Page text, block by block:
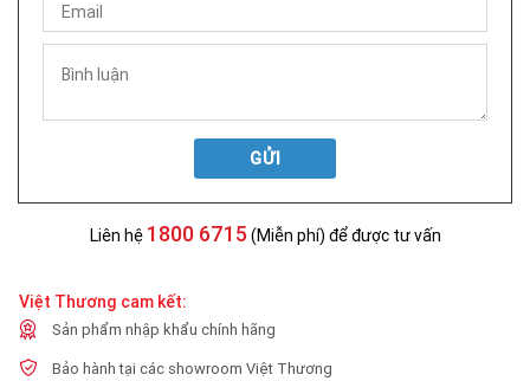
GỬI
Liên hệ 1800 6715 (Miễn phí) để được tư vấn
Việt Thương cam kết:
Sản phẩm nhập khẩu chính hãng
Bảo hành tại các showroom Việt Thương